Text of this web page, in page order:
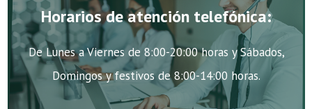
Horarios de atención telefónica:
De Lunes a Viernes de 8:00-20:00 horas y Sábados,
Domingos y festivos de 8:00-14:00 horas.